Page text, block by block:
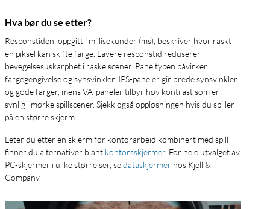
Hva bør du se etter?
Responstiden, oppgitt i millisekunder (ms), beskriver hvor raskt
en piksel kan skifte farge. Lavere responstid reduserer
bevegelsesuskarphet i raske scener. Paneltypen påvirker
fargegengivelse og synsvinkler. IPS-paneler gir brede synsvinkler
og gode farger, mens VA-paneler tilbyr høy kontrast som er
synlig i mørke spillscener. Sjekk også oppløsningen hvis du spiller
på en større skjerm.
Leter du etter en skjerm for kontorarbeid kombinert med spill
finner du alternativer blant kontorsskjermer . For hele utvalget av
PC-skjermer i ulike størrelser, sedataskjermer hos Kjell &
Company.